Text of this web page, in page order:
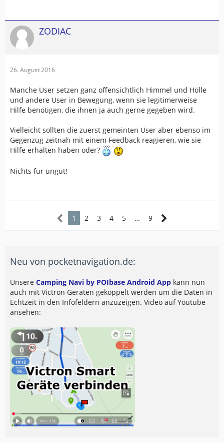
ZODIAC
26. August 2016
Manche User setzen ganz offensichtlich Himmel und Hölle
und andere User in Bewegung, wenn sie legitimerweise
Hilfe benötigen, die ihnen ja auch gerne gegeben wird.
Vielleicht sollten die zuerst gemeinten User aber ebenso im
Gegenzug zeitnah mit einem Feedback reagieren, wie sie
Hilfe erhalten haben oder?
Nichts für ungut!
1 2 3 4 5 … 9
Neu von pocketnavigation.de:
Unsere Camping Navi by POIbase Android App kann nun
auch mit Victron Geräten gekoppelt werden um die Daten in
Echtzeit in den Infofeldern anzuzeigen. Video auf Youtube
ansehen: